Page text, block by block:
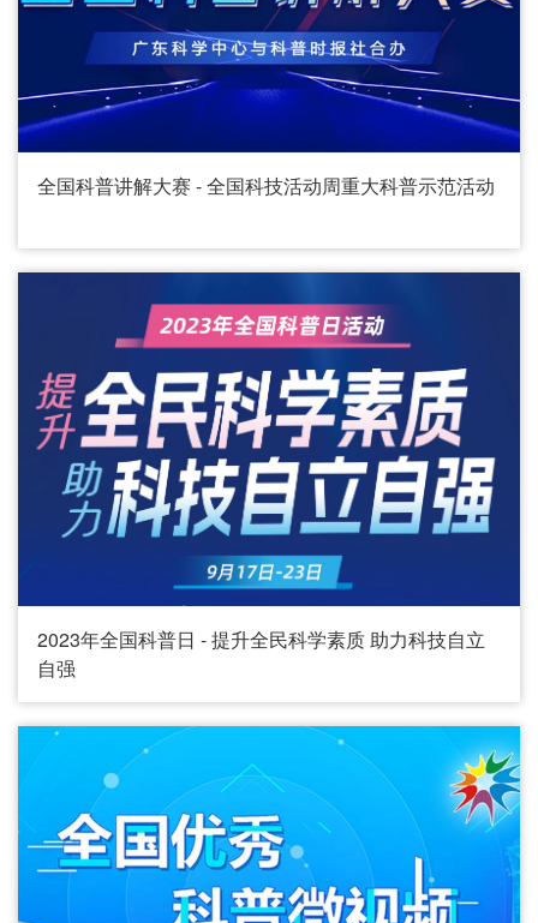
全国科普讲解大赛 - 全国科技活动周重大科普示范活动
2023年全国科普日 - 提升全民科学素质 助力科技自立
自强